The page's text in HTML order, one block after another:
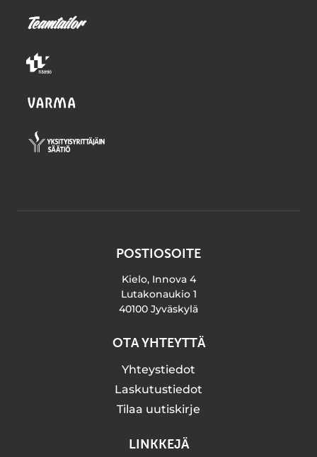
POSTIOSOITE
Kielo, Innova 4
Lutakonaukio 1
40100 Jyväskylä
OTA YHTEYTTÄ
Yhteystiedot
Laskutustiedot
Tilaa uutiskirje
LINKKEJÄ